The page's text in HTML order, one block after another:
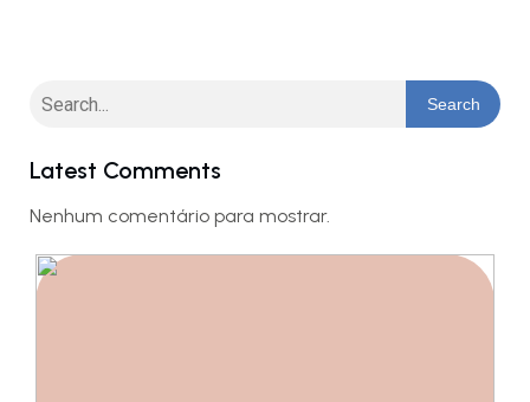
Search
Latest Comments
Nenhum comentário para mostrar.